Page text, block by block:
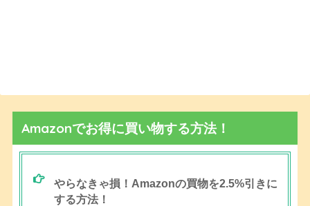
Amazonでお得に買い物する方法！
やらなきゃ損！Amazonの買物を2.5%引きに
する方法！